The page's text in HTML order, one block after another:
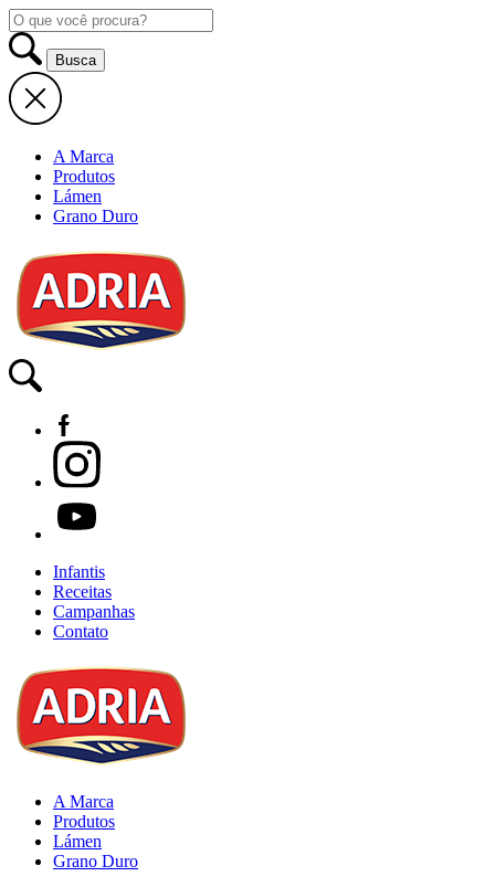
A Marca
Produtos
Lámen
Grano Duro
Infantis
Receitas
Campanhas
Contato
A Marca
Produtos
Lámen
Grano Duro